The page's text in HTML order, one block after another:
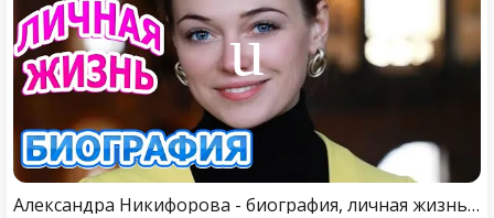
Александра Никифорова - биография, личная жизнь, муж. Актриса сериала АННА ДЕТЕКТИВЪ 2 сезон (2021)